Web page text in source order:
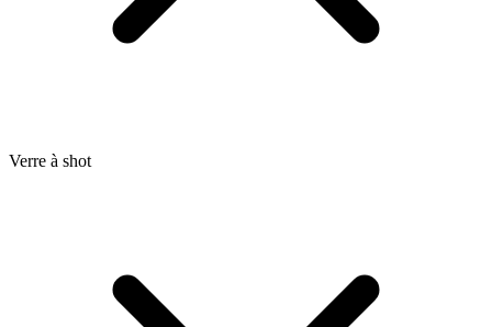
Verre à shot